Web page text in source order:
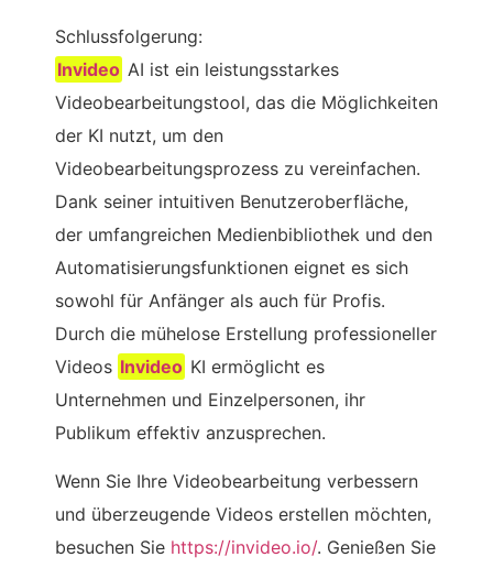
Schlussfolgerung:
Invideo AI ist ein leistungsstarkes
Videobearbeitungstool, das die Möglichkeiten
der KI nutzt, um den
Videobearbeitungsprozess zu vereinfachen.
Dank seiner intuitiven Benutzeroberfläche,
der umfangreichen Medienbibliothek und den
Automatisierungsfunktionen eignet es sich
sowohl für Anfänger als auch für Profis.
Durch die mühelose Erstellung professioneller
Videos Invideo KI ermöglicht es
Unternehmen und Einzelpersonen, ihr
Publikum effektiv anzusprechen.
Wenn Sie Ihre Videobearbeitung verbessern
und überzeugende Videos erstellen möchten,
besuchen Sie https://invideo.io/. Genießen Sie